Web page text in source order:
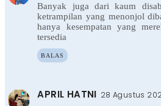
Banyak juga dari kaum
ketrampilan yang menonjol
hanya kesempatan yang
tersedia
BALAS
APRIL HATNI 28 Agustus